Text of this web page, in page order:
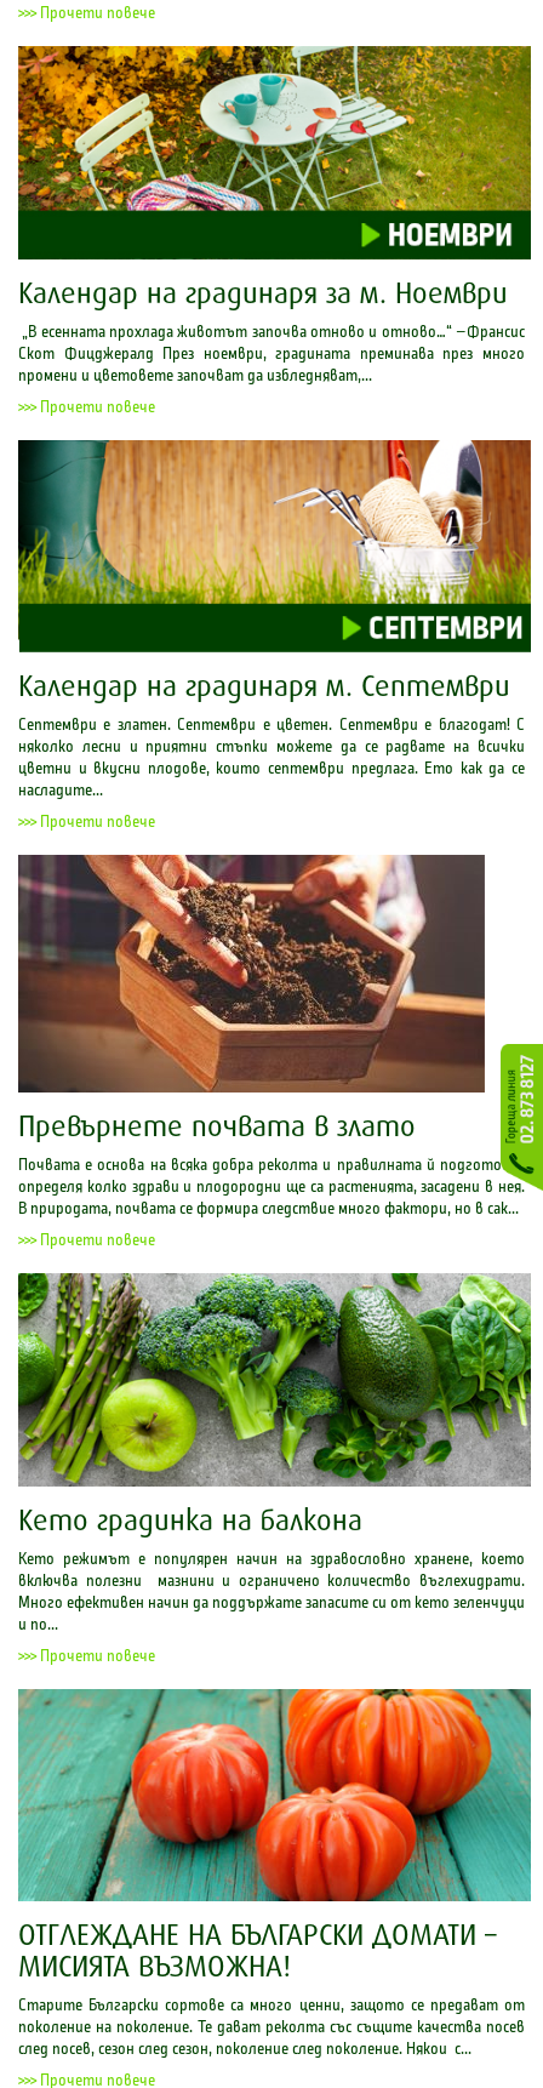
>>> Прочети повече
Календар на градинаря за м. Ноември
„В есенната прохлада животът започва отново и отново…“ –Франсис
Скот Фицджералд През ноември, градината преминава през много
промени и цветовете започват да избледняват,...
>>> Прочети повече
Календар на градинаря м. Септември
Септември е златен. Септември е цветен. Септември е благодат! С
няколко лесни и приятни стъпки можете да се радвате на всички
цветни и вкусни плодове, които септември предлага. Ето как да се
насладите...
>>> Прочети повече
Превърнете почвата в злато
Почвата е основа на всяка добра реколта и правилната й подготовка
определя колко здрави и плодородни ще са растенията, засадени в нея.
В природата, почвата се формира следствие много фактори, но в сак...
>>> Прочети повече
Кето градинка на балкона
Кето режимът е популярен начин на здравословно хранене, което
включва полезни мазнини и ограничено количество въглехидрати.
Много ефективен начин да поддържате запасите си от кето зеленчуци
и по...
>>> Прочети повече
ОТГЛЕЖДАНЕ НА БЪЛГАРСКИ ДОМАТИ –
МИСИЯТА ВЪЗМОЖНА!
Старите Български сортове са много ценни, защото се предават от
поколение на поколение. Те дават реколта със същите качества посев
след посев, сезон след сезон, поколение след поколение. Някои с...
>>> Прочети повече